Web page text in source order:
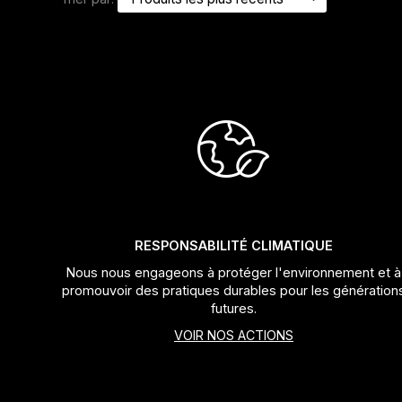
RESPONSABILITÉ CLIMATIQUE
Nous nous engageons à protéger l'environnement et à
promouvoir des pratiques durables pour les
futures.
VOIR NOS ACTIONS